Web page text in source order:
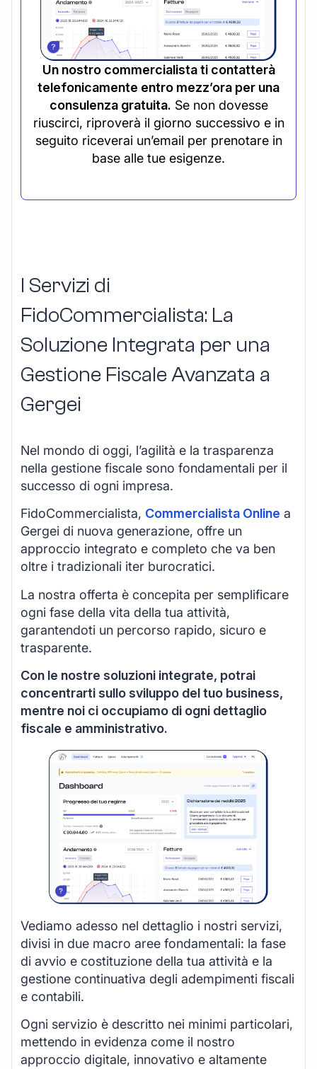
Un nostro commercialista ti contatterà
telefonicamente entro mezz’ora per una
consulenza gratuita. Se non dovesse
riuscirci, riproverà il giorno successivo e in
seguito riceverai un’email per prenotare in
base alle tue esigenze.
I Servizi di
FidoCommercialista: La
Soluzione Integrata per una
Gestione Fiscale Avanzata a
Gergei
Nel mondo di oggi, l’agilità e la trasparenza
nella gestione fiscale sono fondamentali per il
successo di ogni impresa.
FidoCommercialista, Commercialista Online a
Gergei di nuova generazione, offre un
approccio integrato e completo che va ben
oltre i tradizionali iter burocratici.
La nostra offerta è concepita per semplificare
ogni fase della vita della tua attività,
garantendoti un percorso rapido, sicuro e
trasparente.
Con le nostre soluzioni integrate, potrai
concentrarti sullo sviluppo del tuo business,
mentre noi ci occupiamo di ogni dettaglio
fiscale e amministrativo.
Vediamo adesso nel dettaglio i nostri servizi,
divisi in due macro aree fondamentali: la fase
di avvio e costituzione della tua attività e la
gestione continuativa degli adempimenti fiscali
e contabili.
Ogni servizio è descritto nei minimi particolari,
mettendo in evidenza come il nostro
approccio digitale, innovativo e altamente